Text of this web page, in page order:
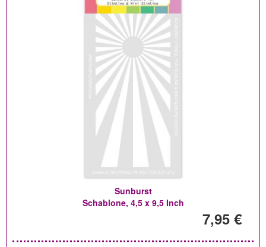
Sunburst
Schablone, 4,5 x 9,5 Inch
7,95 €